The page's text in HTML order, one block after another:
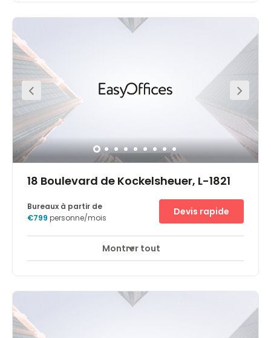
18 Boulevard de Kockelsheuer, L-1821
Surveillance CCTV 24 heures sur 24
travail et divertissement. Profitez d'infrastructures
flambant neuves en établissant votre entreprise dans les
centre financier de la zone Euro, Luxembourg est
facilement accessible depuis l'Allemagne, la Belgique et
Bureaux à partir de
€799 personne/mois
Devis rapide
Montrer tout